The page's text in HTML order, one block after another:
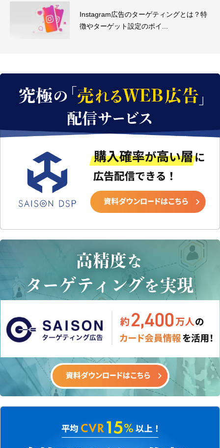
Instagram広告のターゲティングとは？特
徴やターゲット設定のポイ...